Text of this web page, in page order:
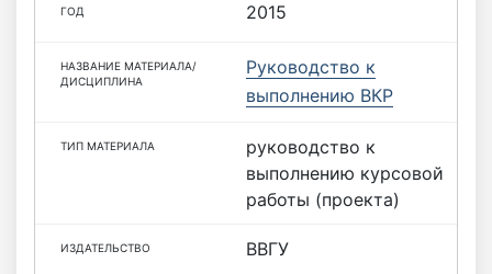
2015
Руководство к
выполнению ВКР
руководство к
выполнению курсовой
работы (проекта)
ВВГУ